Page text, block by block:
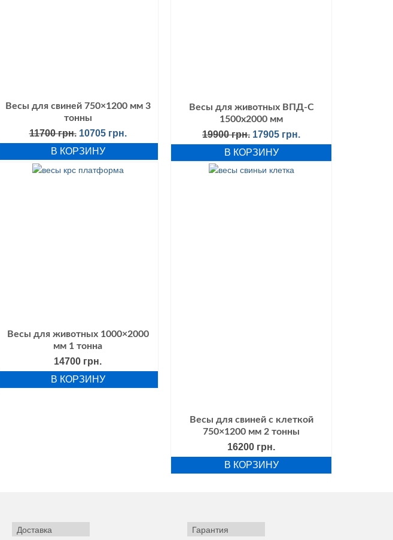
Весы для свиней 750×1200 мм 3
тонны
11700грн. Первоначальная
цена
составляла
11700 грн..
10705 грн.
цена:
В КОРЗИНУ
Весы для животных ВПД-С
1500х2000 мм
19900грн. Первоначальная
цена
составляла
19900 грн..
17905 грн.
цена:
В КОРЗИНУ
Весы для животных 1000×2000
мм 1 тонна
14700 грн.
В КОРЗИНУ
Весы для свиней с клеткой
750×1200 мм 2 тонны
16200 грн.
В КОРЗИНУ
Доставка Гарантия